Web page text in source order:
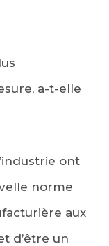
a-t-elle
ont
norme
aux
d’être un